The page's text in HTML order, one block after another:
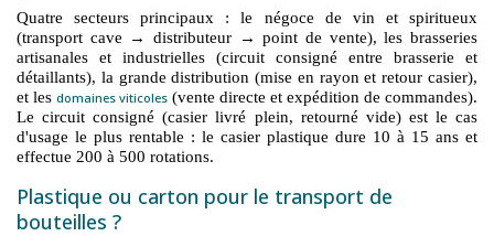
Quatre secteurs principaux : le négoce de vin et spiritueux
(transport cave → distributeur → point de vente), les brasseries
artisanales et industrielles (circuit consigné entre brasserie et
détaillants), la grande distribution (mise en rayon et retour casier),
et les domaines viticoles (vente directe et expédition de commandes).
Le circuit consigné (casier livré plein, retourné vide) est le cas
d'usage le plus rentable : le casier plastique dure 10 à 15 ans et
effectue 200 à 500 rotations.
Plastique ou carton pour le transport de
bouteilles ?